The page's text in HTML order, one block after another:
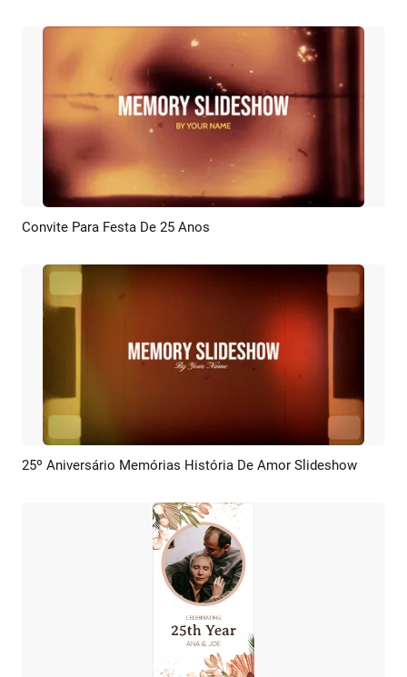
Pré-visualizar
Convite Para Festa De 25 Anos
Pré-visualizar Criar IA
25º Aniversário Memórias História De Amor Slideshow